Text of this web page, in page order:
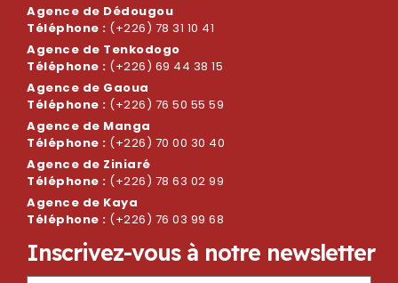
Agence de Dédougou
Téléphone : (+226) 78 31 10 41
Agence de Tenkodogo
Téléphone : (+226) 69 44 38 15
Agence de Gaoua
Téléphone : (+226) 76 50 55 59
Agence de Manga
Téléphone : (+226) 70 00 30 40
Agence de Ziniaré
Téléphone : (+226) 78 63 02 99
Agence de Kaya
Téléphone : (+226) 76 03 99 68
Inscrivez-vous à notre newsletter